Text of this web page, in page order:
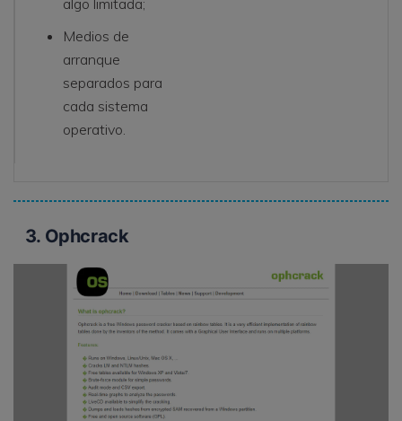
algo limitada;
Medios de
arranque
separados para
cada sistema
operativo.
3. Ophcrack